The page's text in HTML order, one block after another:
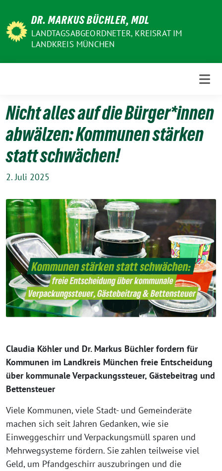
zum
Inhalt
DR. MARKUS BÜCHLER, MDL
LANDTAGSABGEORDNETER, KREISRAT IM
LANDKREIS MÜNCHEN
Nicht alles auf die Bürger*innen
abwälzen: Kommunen stärken
statt schwächen!
2. Juli 2025
Claudia Köhler und Dr. Markus Büchler fordern für
Kommunen im Landkreis München freie Entscheidung
über kommunale Verpackungssteuer, Gästebeitrag und
Bettensteuer
Viele Kommunen, viele Stadt- und Gemeinderäte
machen sich seit Jahren Gedanken, wie sie
Einweggeschirr und Verpackungsmüll sparen und
Mehrwegsysteme fördern. Sie zahlen teilweise viel
Geld, um Pfandgeschirr auszubringen und die